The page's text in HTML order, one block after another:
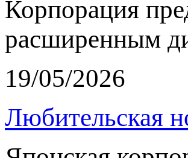
Корпорация
расширенным
19/05/2026
Любительская